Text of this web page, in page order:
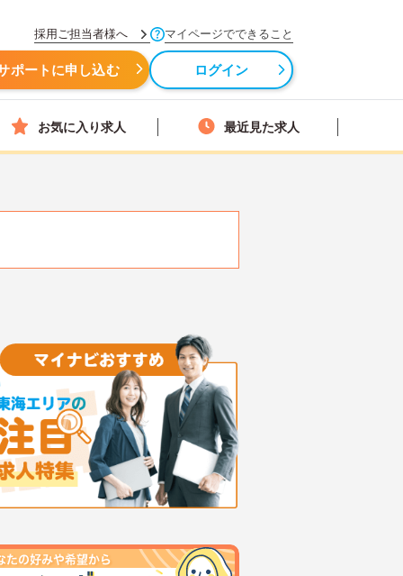
採用ご担当者様へ マイページでできること
ポートに申し込む ログイン
お気に入り求人 最近見た求人